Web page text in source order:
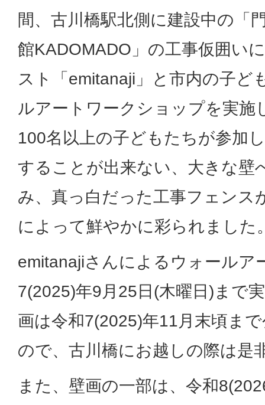
間、古川橋駅北側に建設中の「
館KADOMADO」の工事仮囲い
スト「emitanaji」と市内の子ど
ルアートワークショップを実施
100名以上の子どもたちが参加
することが出来ない、大きな壁
み、真っ白だった工事フェンス
によって鮮やかに彩られました
emitanajiさんによるウォールア
7(2025)年9月25日(木曜日)まで
画は令和7(2025)年11月末頃ま
ので、古川橋にお越しの際は是
また、壁画の一部は、令和